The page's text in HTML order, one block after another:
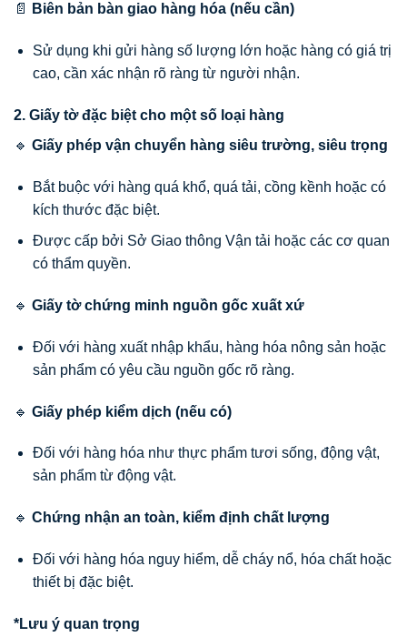
📄 Biên bản bàn giao hàng hóa (nếu cần)
Sử dụng khi gửi hàng số lượng lớn hoặc hàng có giá trị
cao, cần xác nhận rõ ràng từ người nhận.
2. Giấy tờ đặc biệt cho một số loại hàng
🔹 Giấy phép vận chuyển hàng siêu trường, siêu trọng
Bắt buộc với hàng quá khổ, quá tải, cồng kềnh hoặc có
kích thước đặc biệt.
Được cấp bởi Sở Giao thông Vận tải hoặc các cơ quan
có thẩm quyền.
🔹 Giấy tờ chứng minh nguồn gốc xuất xứ
Đối với hàng xuất nhập khẩu, hàng hóa nông sản hoặc
sản phẩm có yêu cầu nguồn gốc rõ ràng.
🔹 Giấy phép kiểm dịch (nếu có)
Đối với hàng hóa như thực phẩm tươi sống, động vật,
sản phẩm từ động vật.
🔹 Chứng nhận an toàn, kiểm định chất lượng
Đối với hàng hóa nguy hiểm, dễ cháy nổ, hóa chất hoặc
thiết bị đặc biệt.
*Lưu ý quan trọng